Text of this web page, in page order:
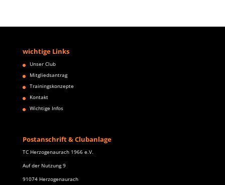
wichtige Links
Unser Club
Mitgliedsantrag
Trainingskonzepte
Kontakt
Wichtige Infos
Postanschrift & Clubanlage
TC Herzogenaurach 1966 e.V.
Auf der Nutzung 9
91074 Herzogenaurach